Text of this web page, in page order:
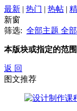
最新 | 热门 | 热帖 |
新窗
筛选: 全部主题 全
本版块或指定的范
返 回
图文推荐